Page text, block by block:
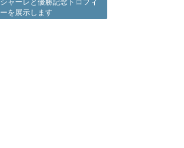
ーを展示します